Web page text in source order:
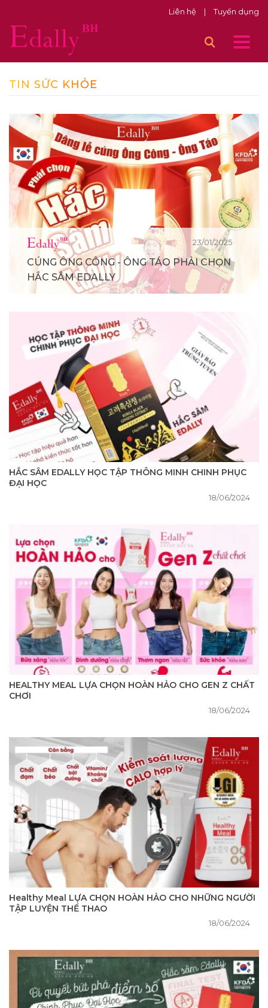
Liên hệ | Tuyển dụng
TIN SỨC KHỎE
23/01/2025
CÚNG ÔNG CÔNG - ÔNG TÁO PHẢI CHỌN
HẮC SÂM EDALLY
HẮC SÂM EDALLY HỌC TẬP THÔNG MINH CHINH PHỤC
ĐẠI HỌC
18/06/2024
HEALTHY MEAL LỰA CHỌN HOÀN HẢO CHO GEN Z CHẤT
CHƠI
18/06/2024
Healthy Meal LỰA CHỌN HOÀN HẢO CHO NHỮNG NGƯỜI
TẬP LUYỆN THỂ THAO
18/06/2024